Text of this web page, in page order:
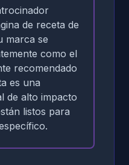
de receta de
marca se
como el
recomendado
es una
de alto impacto
listos para